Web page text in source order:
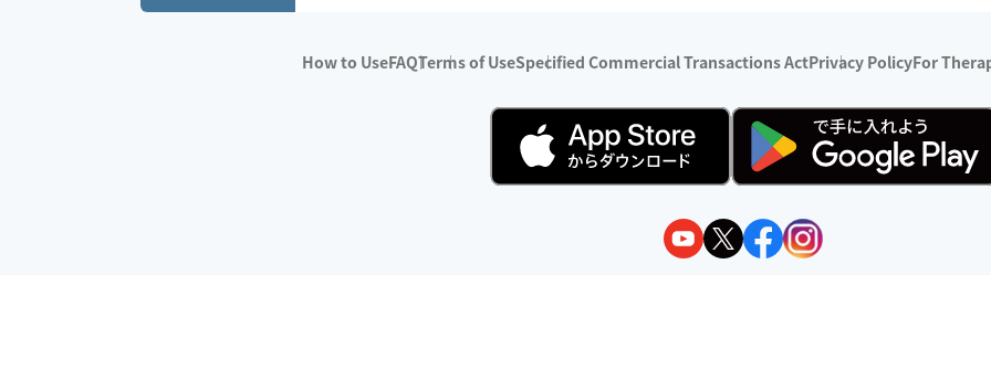
How to UseFAQTerms of UseSpecified Commercial Transactions ActPrivacy PolicyFor